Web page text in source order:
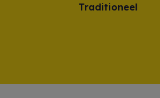
Traditioneel